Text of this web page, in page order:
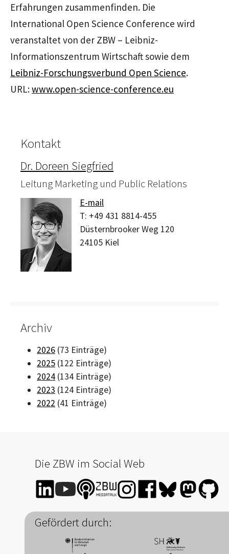
Erfahrungen zusammenfinden. Die
International Open Science Conference wird
veranstaltet von der ZBW – Leibniz-
Informationszentrum Wirtschaft sowie dem
Leibniz-Forschungsverbund Open Science.
URL:www.open-science-conference.eu
Kontakt
Dr. Doreen Siegfried
Leitung Marketing und Public Relations
E-mail
T: +49 431 8814-455
Düsternbrooker Weg 120
24105 Kiel
Archiv
2026 (73 Einträge)
2025 (122 Einträge)
2024 (134 Einträge)
2023 (124 Einträge)
2022 (41 Einträge)
Die ZBW im Social Web
Gefördert durch: